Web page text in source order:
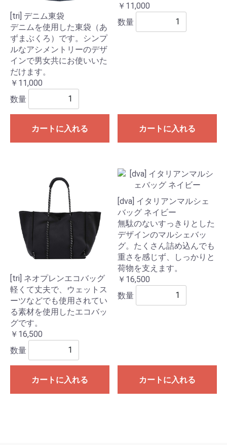
[tri] デニム東袋
デニムを使用した東袋（あ
ずまぶくろ）です。シンプ
ルなアシメントリーのデザ
インで男女共にお使いいた
だけます。
￥11,000
数量
カートに入れる
￥11,000
数量
カートに入れる
[tri] ネオプレンエコバッグ
軽くて丈夫で、ウェットス
ーツなどでも使用されてい
る素材を使用したエコバッ
グです。
￥16,500
数量
カートに入れる
[dva] イタリアンマルシェ
バッグ ネイビー
無駄のないすっきりとした
デザインのマルシェバッ
グ。たくさん詰め込んでも
重さを感じず、しっかりと
荷物を支えます。
￥16,500
数量
カートに入れる